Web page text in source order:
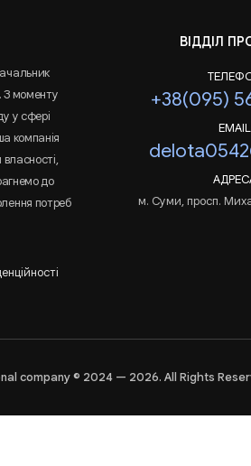
З моменту
у сфері
компанія
до
потреб
ВІДДІЛ
+38(095)
м. Суми, просп.
company © 2024 — 2026. All Rights